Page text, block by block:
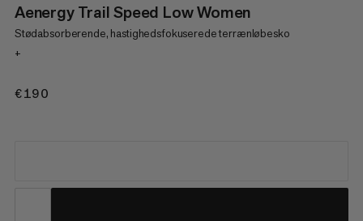
Aenergy Trail Speed Low Women
Stødabsorberende, hastighedsfokuserede terrænløbesko
+
€190